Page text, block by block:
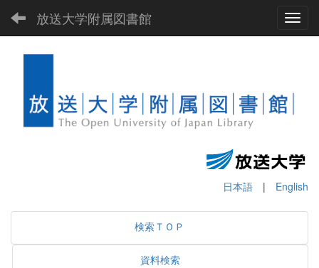
放送大学附属図書館
日本語 | English
検索ＴＯＰ
資料検索